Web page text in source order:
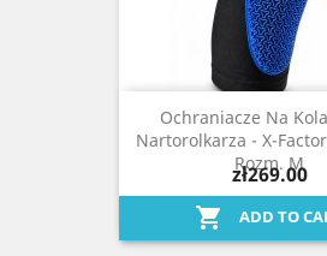
Ochraniacze Na
Nartorolkarza - X-
Rozm. M
zł269.00
 ADD TO